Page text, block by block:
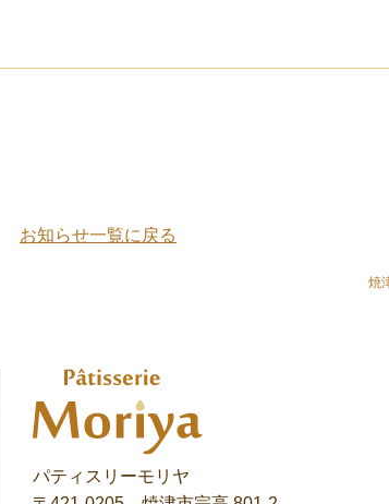
お知らせ一覧に戻る
焼
パティスリーモリヤ